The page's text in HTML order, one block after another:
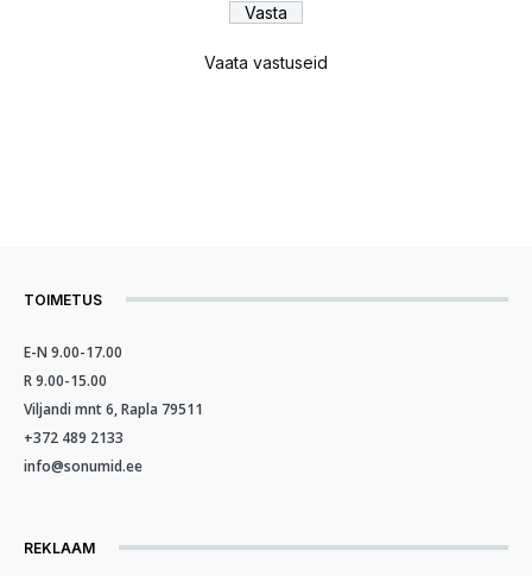
Vaata vastuseid
TOIMETUS
E-N 9.00-17.00
R 9.00-15.00
Viljandi mnt 6, Rapla 79511
+372 489 2133
info@sonumid.ee
REKLAAM